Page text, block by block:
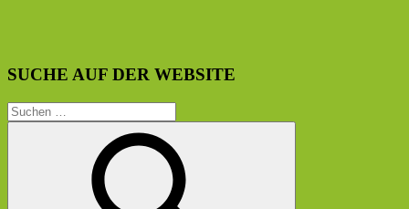
SUCHE AUF DER WEBSITE
Suchen
nach: